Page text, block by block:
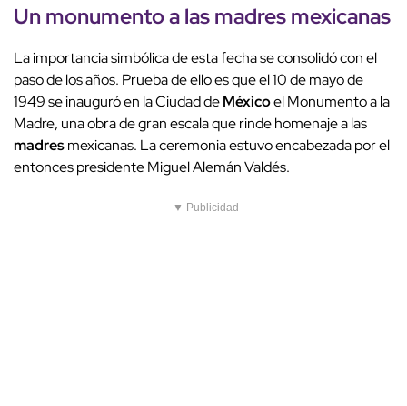
Un monumentoa lasmadresmexicanas
La importancia simbólica de esta fecha se consolidó con el
paso de los años. Prueba de ello es que el 10 de mayo de
1949 se inauguró en la Ciudad deMéxicoel Monumento a la
Madre, una obra de gran escala que rinde homenaje a las
madresmexicanas. La ceremonia estuvo encabezada por el
entonces presidente Miguel Alemán Valdés.
▼ Publicidad